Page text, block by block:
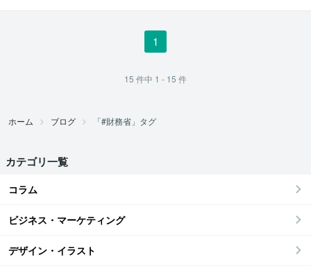
1
15 件中 1 - 15 件
ホーム ブログ 「#財務省」タグ
カテゴリ一覧
コラム
ビジネス・マーケティング
デザイン・イラスト